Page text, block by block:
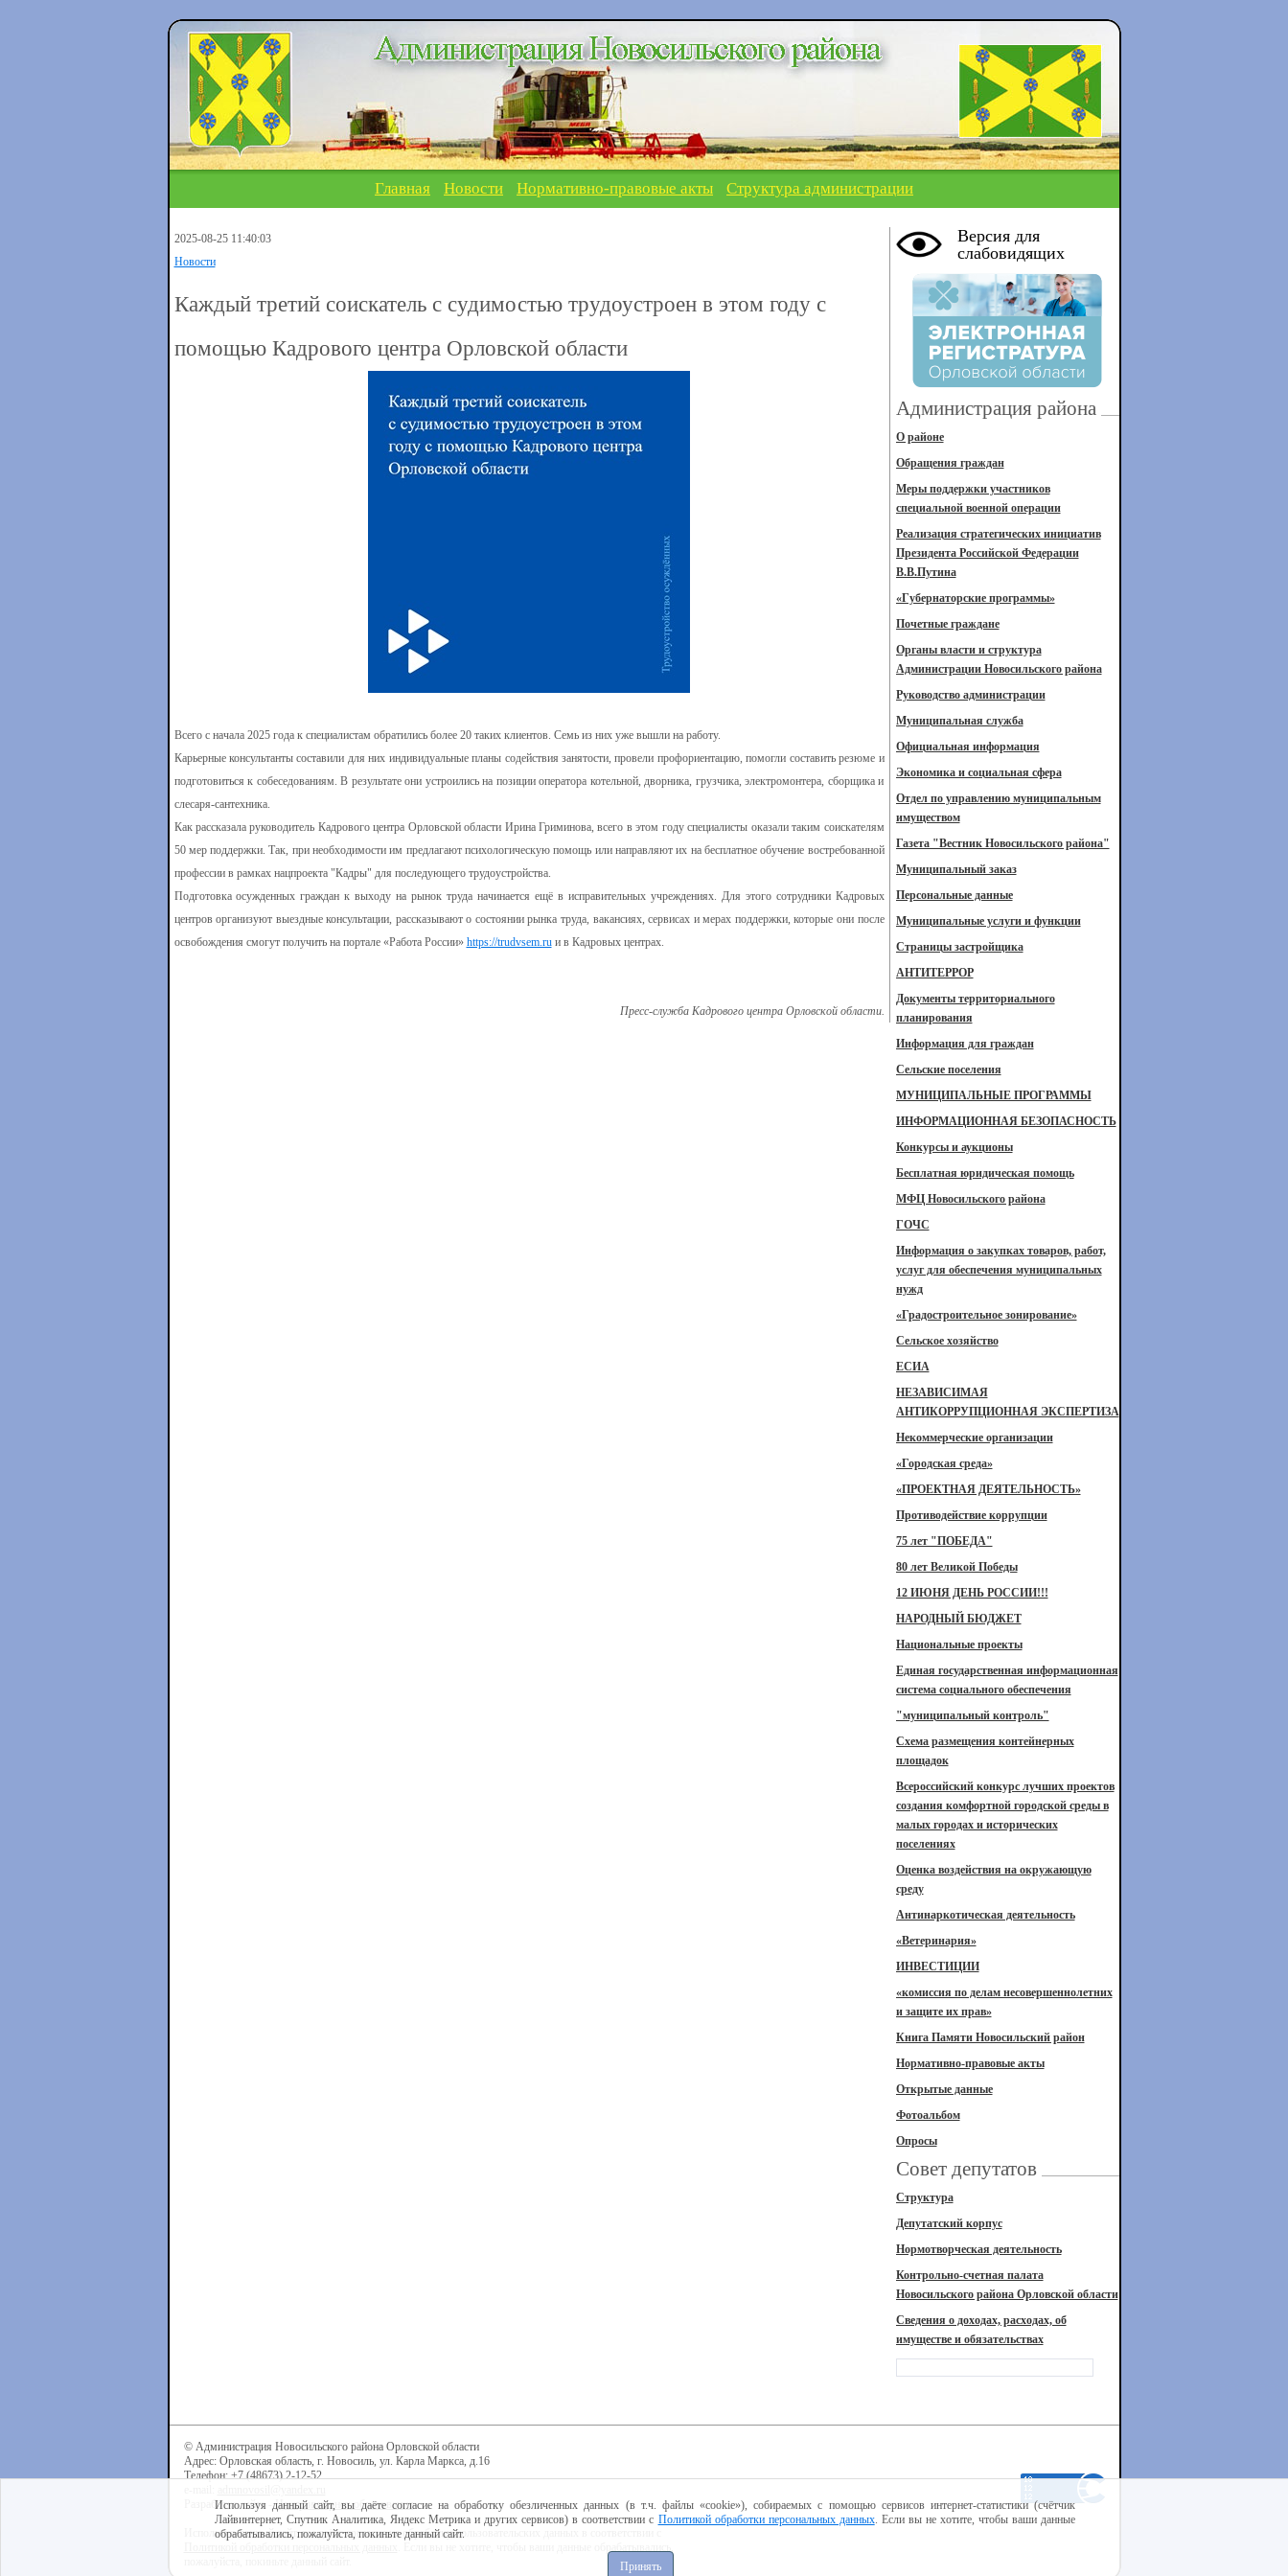
Главная Новости Нормативно-правовые акты Структура администрации
2025-08-25 11:40:03
Новости
Каждый третий соискатель с судимостью трудоустроен в этом году с
помощью Кадрового центра Орловской области
Всего с начала 2025 года к специалистам обратились более 20 таких клиентов. Семь из них уже вышли на работу.
Карьерные консультанты составили для них индивидуальные планы содействия занятости, провели профориентацию, помогли составить резюме и
подготовиться к собеседованиям. В результате они устроились на позиции оператора котельной, дворника, грузчика, электромонтера, сборщика и
слесаря-сантехника.
Как рассказала руководитель Кадрового центра Орловской области Ирина Гриминова, всего в этом году специалисты оказали таким соискателям
50 мер поддержки. Так, при необходимости им предлагают психологическую помощь или направляют их на бесплатное обучение востребованной
профессии в рамках нацпроекта "Кадры" для последующего трудоустройства.
Подготовка осужденных граждан к выходу на рынок труда начинается ещё в исправительных учреждениях. Для этого сотрудники Кадровых
центров организуют выездные консультации, рассказывают о состоянии рынка труда, вакансиях, сервисах и мерах поддержки, которые они после
освобождения смогут получить на портале «Работа России» https://trudvsem.ruи в Кадровых центрах.
Пресс-служба Кадрового центра Орловской области.
Версия для
слабовидящих
Администрация района
О районе
Обращения граждан
Меры поддержки участников
специальной военной операции
Реализация стратегических инициатив
Президента Российской Федерации
В.В.Путина
«Губернаторские программы»
Почетные граждане
Органы власти и структура
Администрации Новосильского района
Руководство администрации
Муниципальная служба
Официальная информация
Экономика и социальная сфера
Отдел по управлению муниципальным
имуществом
Газета "Вестник Новосильского района"
Муниципальный заказ
Персональные данные
Муниципальные услуги и функции
Страницы застройщика
АНТИТЕРРОР
Документы территориального
планирования
Информация для граждан
Сельские поселения
МУНИЦИПАЛЬНЫЕ ПРОГРАММЫ
ИНФОРМАЦИОННАЯ БЕЗОПАСНОСТЬ
Конкурсы и аукционы
Бесплатная юридическая помощь
МФЦ Новосильского района
ГОЧС
Информация о закупках товаров, работ,
услуг для обеспечения муниципальных
нужд
«Градостроительное зонирование»
Сельское хозяйство
ЕСИА
НЕЗАВИСИМАЯ
АНТИКОРРУПЦИОННАЯ ЭКСПЕРТИЗА
Некоммерческие организации
«Городская среда»
«ПРОЕКТНАЯ ДЕЯТЕЛЬНОСТЬ»
Противодействие коррупции
75 лет "ПОБЕДА"
80 лет Великой Победы
12 ИЮНЯ ДЕНЬ РОССИИ!!!
НАРОДНЫЙ БЮДЖЕТ
Национальные проекты
Единая государственная информационная
система социального обеспечения
"муниципальный контроль"
Схема размещения контейнерных
площадок
Всероссийский конкурс лучших проектов
создания комфортной городской среды в
малых городах и исторических
поселениях
Оценка воздействия на окружающую
среду
Антинаркотическая деятельность
«Ветеринария»
ИНВЕСТИЦИИ
«комиссия по делам несовершеннолетних
и защите их прав»
Книга Памяти Новосильский район
Нормативно-правовые акты
Открытые данные
Фотоальбом
Опросы
Совет депутатов
Структура
Депутатский корпус
Нормотворческая деятельность
Контрольно-счетная палата
Новосильского района Орловской области
Сведения о доходах, расходах, об
имуществе и обязательствах
© Администрация Новосильского района Орловской области
Адрес: Орловская область, г. Новосиль, ул. Карла Маркса, д.16
Телефон: +7 (48673) 2-12-52
Разработка сайта -Центр интернет-образования
Используя данный сайт, вы даёте согласие на обработку пользовательских данных в соответствии с
Используя данный сайт, вы даёте согласие на обработку обезличенных данных (в т.ч. файлы «cookie»), собираемых с помощью сервисов интернет-статистики (счётчик
Лайвинтернет, Спутник Аналитика, Яндекс Метрика и других сервисов) в соответствии с Политикой обработки персональных данных. Если вы не хотите, чтобы ваши данные
обрабатывались, пожалуйста, покиньте данный сайт.
Принять